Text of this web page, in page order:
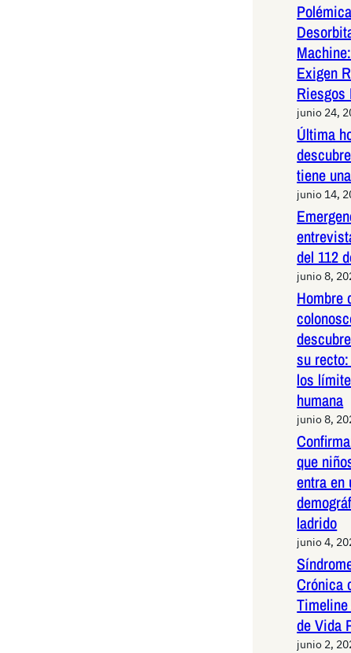
Exigen
junio 24,
Última
tiene
junio 14,
del 112
junio 8,
Hombre
su
los
humana
junio 8,
que
entra en
ladrido
junio 4,
Crónica
de Vida
junio 2,